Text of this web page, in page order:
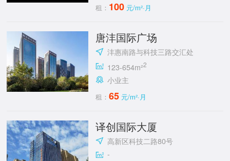
租： 100 元/m²·月
唐沣国际广场
沣惠南路与科技三路交汇处
123-654m²2
小业主
租：65 元/m²·月
译创国际大厦
高新区科技二路80号
-